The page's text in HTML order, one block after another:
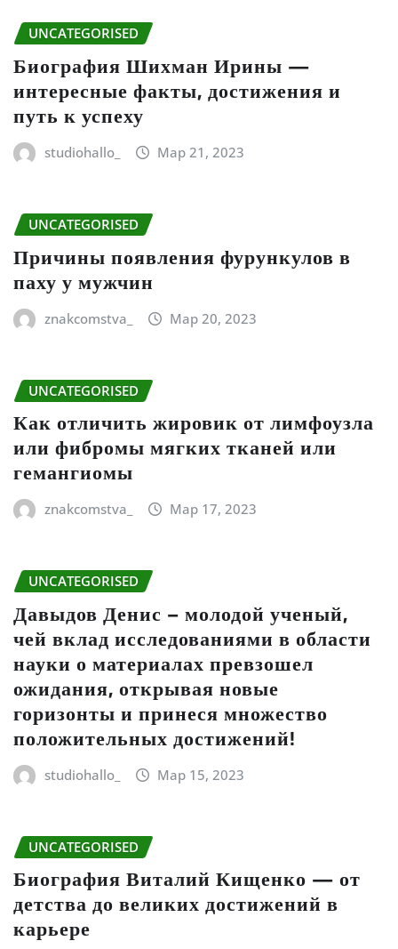
UNCATEGORISED
Биография Шихман Ирины —
интересные факты, достижения и
путь к успеху
studiohallo_ Мар 21, 2023
UNCATEGORISED
Причины появления фурункулов в
паху у мужчин
znakcomstva_ Мар 20, 2023
UNCATEGORISED
Как отличить жировик от лимфоузла
или фибромы мягких тканей или
гемангиомы
znakcomstva_ Мар 17, 2023
UNCATEGORISED
Давыдов Денис – молодой ученый,
чей вклад исследованиями в области
науки о материалах превзошел
ожидания, открывая новые
горизонты и принеся множество
положительных достижений!
studiohallo_ Мар 15, 2023
UNCATEGORISED
Биография Виталий Кищенко — от
детства до великих достижений в
карьере